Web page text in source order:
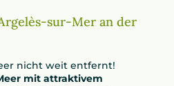
sur-Mer an der
nicht weit entfernt!
mit attraktivem